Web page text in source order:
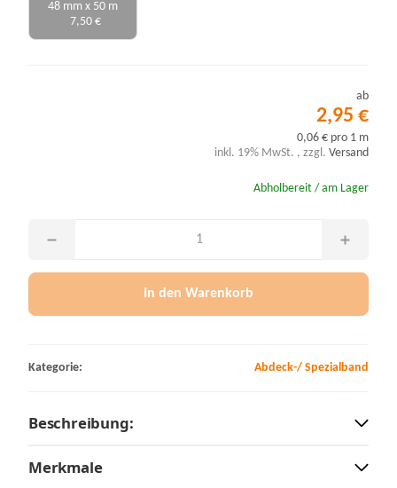
48 mm x 50 m
7,50 €
ab
2,95 €
0,06 € pro 1 m
inkl. 19% MwSt. , zzgl. Versand
Abholbereit / am Lager
In den Warenkorb
Kategorie: Abdeck-/ Spezialband
Beschreibung:
Merkmale